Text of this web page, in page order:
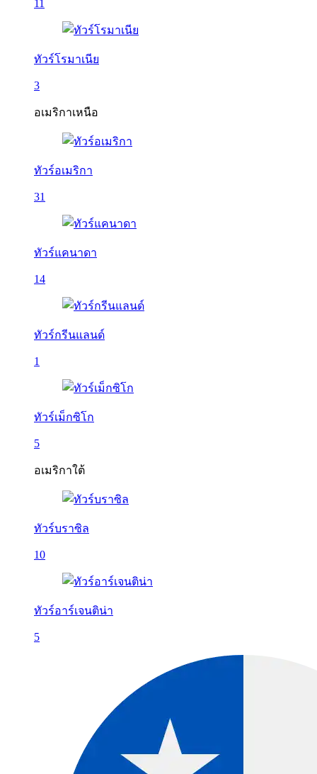
11
ทัวร์โรมาเนีย
3
อเมริกาเหนือ
ทัวร์อเมริกา
31
ทัวร์แคนาดา
14
ทัวร์กรีนแลนด์
1
ทัวร์เม็กซิโก
5
อเมริกาใต้
ทัวร์บราซิล
10
ทัวร์อาร์เจนติน่า
5